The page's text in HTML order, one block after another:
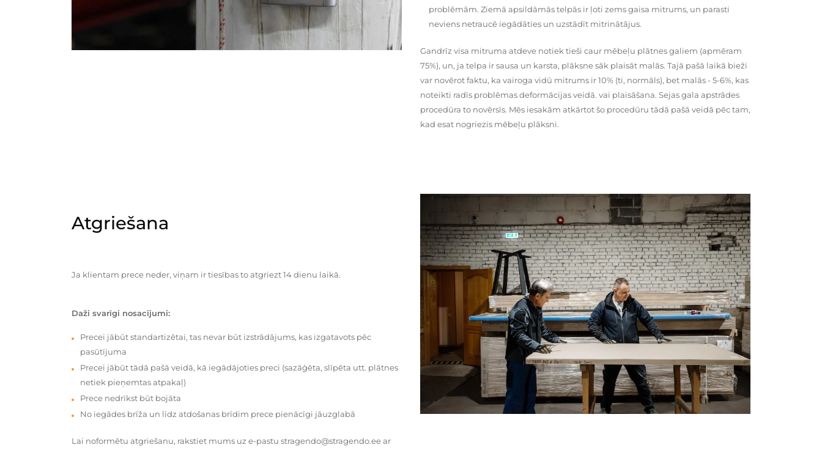
problēmām. Ziemā apsildāmās telpās ir ļoti zems gaisa mitrums, un parasti
neviens netraucē iegādāties un uzstādīt mitrinātājus.
Gandrīz visa mitruma atdeve notiek tieši caur mēbeļu plātnes galiem (apmēram
75%), un, ja telpa ir sausa un karsta, plāksne sāk plaisāt malās. Tajā pašā laikā bieži
var novērot faktu, ka vairoga vidū mitrums ir 10% (ti, normāls), bet malās - 5-6%, kas
noteikti radīs problēmas deformācijas veidā. vai plaisāšana. Sejas gala apstrādes
procedūra to novērsīs. Mēs iesakām atkārtot šo procedūru tādā pašā veidā pēc tam,
kad esat nogriezis mēbeļu plāksni.
Atgriešana
Ja klientam prece neder, viņam ir tiesības to atgriezt 14 dienu laikā.
Daži svarīgi nosacījumi:
Precei jābūt standartizētai, tas nevar būt izstrādājums, kas izgatavots pēc
pasūtījuma
Precei jābūt tādā pašā veidā, kā iegādājoties preci (sazāģēta, slīpēta utt. plātnes
netiek pieņemtas atpakaļ)
Prece nedrīkst būt bojāta
No iegādes brīža un līdz atdošanas brīdim prece pienācīgi jāuzglabā
Lai noformētu atgriešanu, rakstiet mums uz e-pastu stragendo@stragendo.ee ar